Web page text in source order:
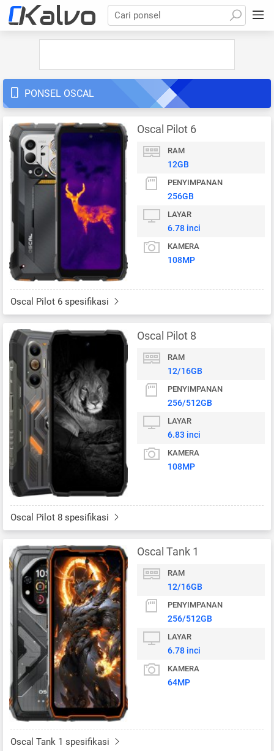
Cari ponsel
PONSEL OSCAL
Oscal Pilot 6
RAM
12GB
PENYIMPANAN
256GB
LAYAR
6.78 inci
KAMERA
108MP
Oscal Pilot 6 spesifikasi
Oscal Pilot 8
RAM
12/16GB
PENYIMPANAN
256/512GB
LAYAR
6.83 inci
KAMERA
108MP
Oscal Pilot 8 spesifikasi
Oscal Tank 1
RAM
12/16GB
PENYIMPANAN
256/512GB
LAYAR
6.78 inci
KAMERA
64MP
Oscal Tank 1 spesifikasi